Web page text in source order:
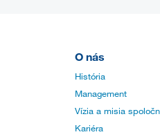
O nás
História
Management
Vízia a misia
Kariéra